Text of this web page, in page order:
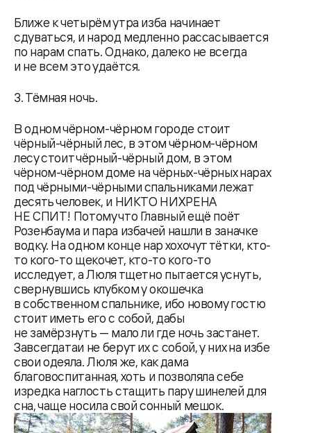
Ближе к четырём утра изба начинает
сдуваться, и народ медленно рассасывается
по нарам спать. Однако, далеко не всегда
и не всем это удаётся.
3. Тёмная ночь.
В одном чёрном-чёрном городе стоит
чёрный-чёрный лес, в этом чёрном-чёрном
лесу стоит чёрный-чёрный дом, в этом
чёрном-чёрном доме на чёрных-чёрных нарах
под чёрными-чёрными спальниками лежат
десять человек, и НИКТО НИХРЕНА
НЕ СПИТ! Потому что Главный ещё поёт
Розенбаума и пара избачей нашли в заначке
водку. На одном конце нар хохочут тётки, кто-
то кого-то щекочет, кто-то кого-то
исследует, а Люля тщетно пытается уснуть,
свернувшись клубком у окошечка
в собственном спальнике, ибо новому гостю
стоит иметь его с собой, дабы
не замёрзнуть — мало ли где ночь застанет.
Завсегдатаи не берут их с собой, у них на избе
свои одеяла. Люля же, как дама
благовоспитанная, хоть и позволяла себе
изредка наглость стащить пару шинелей для
сна, чаще носила свой сонный мешок.